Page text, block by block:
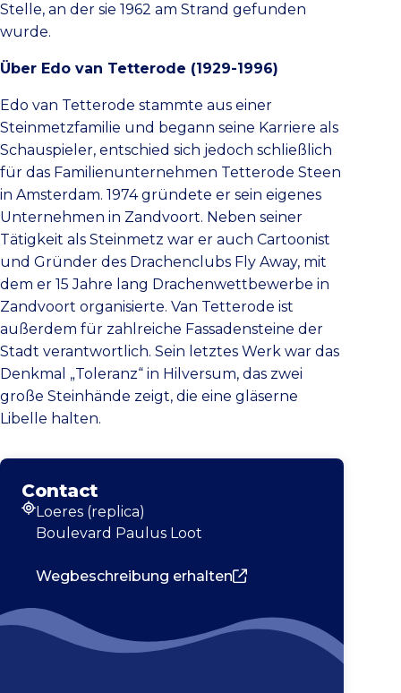
Stelle, an der sie 1962 am Strand gefunden
wurde.
Über Edo van Tetterode (1929-1996)
Edo van Tetterode stammte aus einer
Steinmetzfamilie und begann seine Karriere als
Schauspieler, entschied sich jedoch schließlich
für das Familienunternehmen Tetterode Steen
in Amsterdam. 1974 gründete er sein eigenes
Unternehmen in Zandvoort. Neben seiner
Tätigkeit als Steinmetz war er auch Cartoonist
und Gründer des Drachenclubs Fly Away, mit
dem er 15 Jahre lang Drachenwettbewerbe in
Zandvoort organisierte. Van Tetterode ist
außerdem für zahlreiche Fassadensteine der
Stadt verantwortlich. Sein letztes Werk war das
Denkmal „Toleranz“ in Hilversum, das zwei
große Steinhände zeigt, die eine gläserne
Libelle halten.
Contact
Adresse
Loeres (replica)
Boulevard Paulus Loot
Wegbeschreibung erhalten